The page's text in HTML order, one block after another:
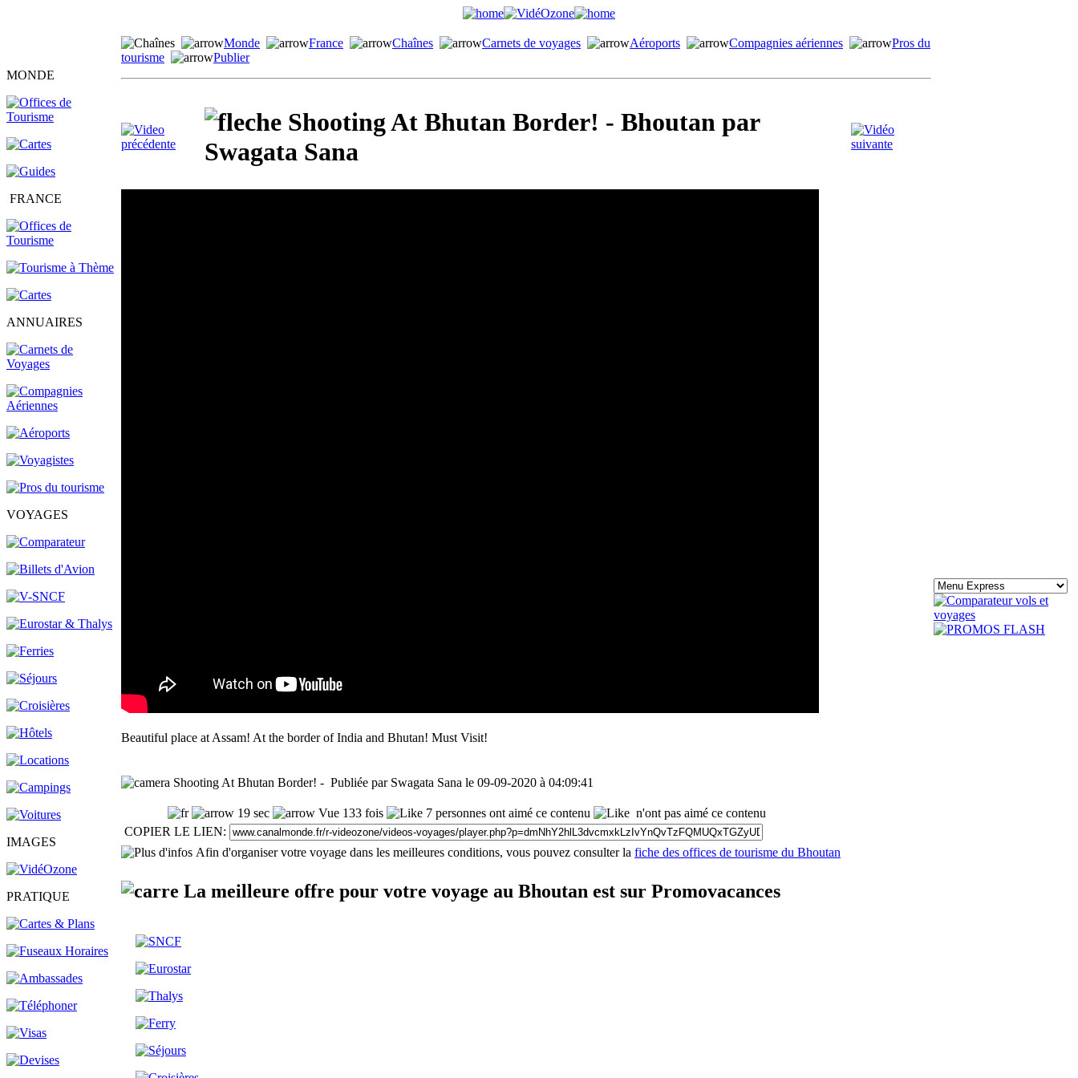
MONDE
FRANCE
ANNUAIRES
VOYAGES
IMAGES
PRATIQUE
Monde France Chaînes Carnets de voyages Aéroports Compagnies aériennes
Pros du
tourisme
Publier
Shooting At Bhutan Border! - Bhoutan par
Swagata Sana
Beautiful place at Assam! At the border of India and Bhutan! Must Visit!
Shooting At Bhutan Border! - Publiée par Swagata Sana le 09-09-2020 à 04:09:41
19 sec Vue 133 fois 7 personnes ont aimé ce contenu
n'ont pas aimé ce contenu
COPIER LE LIEN:
Afin d'organiser votre voyage dans les meilleures conditions, vous pouvez consulter la fiche des offices de tourisme du Bhoutan
La meilleure offre pour votre voyage au Bhoutan est sur Promovacances